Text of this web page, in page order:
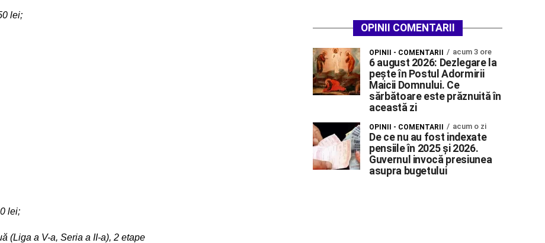
lei;
lei;
(Liga a V-a, Seria a II-a), 2 etape
OPINII COMENTARII
OPINII - COMENTARII acum 3 ore
6 august 2026: Dezlegare la
pește în Postul Adormirii
Maicii Domnului. Ce
sărbătoare este prăznuită în
această zi
OPINII - COMENTARII acum o zi
De ce nu au fost indexate
pensiile în 2025 și 2026.
Guvernul invocă presiunea
asupra bugetului